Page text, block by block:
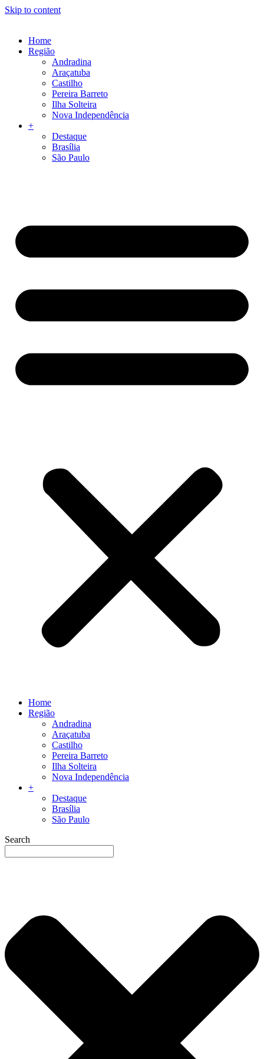
Skip to content
Home
Região
Andradina
Araçatuba
Castilho
Pereira Barreto
Ilha Solteira
Nova Independência
+
Destaque
Brasília
São Paulo
Home
Região
Andradina
Araçatuba
Castilho
Pereira Barreto
Ilha Solteira
Nova Independência
+
Destaque
Brasília
São Paulo
Search